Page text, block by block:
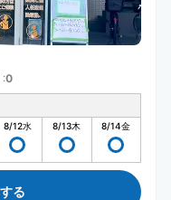
:0
8/12水 8/13木 8/14金
る